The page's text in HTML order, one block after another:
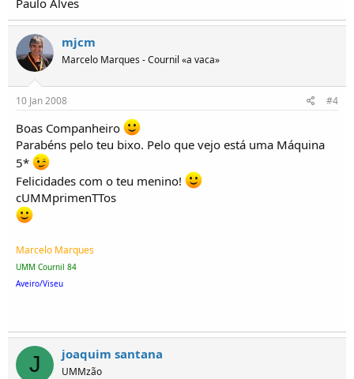
Paulo Alves
mjcm
Marcelo Marques - Cournil «a vaca»
10 Jan 2008 #4
Boas Companheiro
Parabéns pelo teu bixo. Pelo que vejo está uma Máquina
5*
Felicidades com o teu menino!
cUMMprimenTTos
Marcelo Marques
UMM Cournil 84
Aveiro/Viseu
J joaquim santana
UMMzão